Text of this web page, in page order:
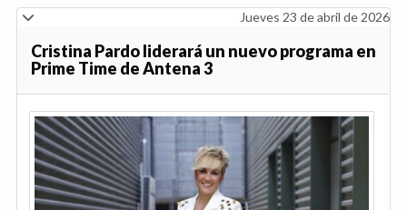
Jueves 23 de abril de 2026
Cristina Pardo liderará un nuevo programa en
Prime Time de Antena 3